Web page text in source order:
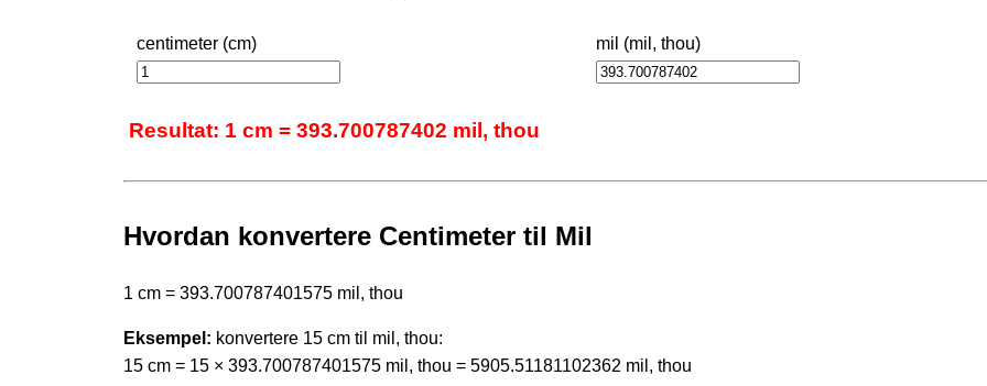
centimeter (cm) mil (mil, thou)
Resultat: 1 cm = 393.700787402 mil, thou
Hvordan konvertere Centimeter til Mil
1 cm = 393.700787401575 mil, thou
Eksempel: konvertere 15 cm til mil, thou:
15 cm = 15 × 393.700787401575 mil, thou = 5905.51181102362 mil, thou